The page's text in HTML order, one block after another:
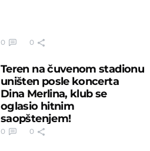
0 0
Teren na čuvenom stadionu
uništen posle koncerta
Dina Merlina, klub se
oglasio hitnim
saopštenjem!
0 0